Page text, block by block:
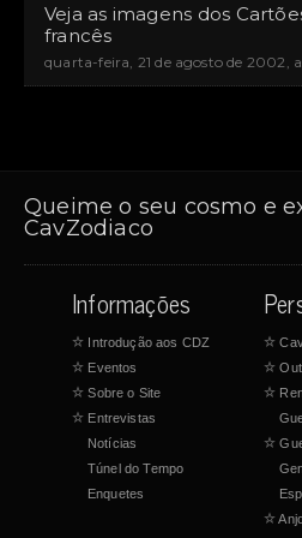
Veja as imagens dos
francês
quarta-feira, 21 de agosto de 2002,
Queime o seu cosmo e
CavZodiaco
Informações
☆ Introdução aos CDZ
☆ Eventos
☆ Sobre o Site
☆ Entrevistas
Notícias
Túnel do Tempo
Enquetes
☆
☆
☆
☆
☆